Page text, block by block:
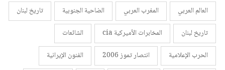
العالم العربي
المغرب العربي الضاحية الجنوبية
تاريخ لبنان
تاريخ لبنان
المخابرات الأميركية cia
الشائعات
الحرب الإعلامية
انتصار تموز 2006
الفنون الإيرانية